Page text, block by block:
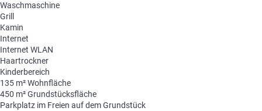
Waschmaschine
Grill
Kamin
Internet
Internet WLAN
Haartrockner
Kinderbereich
135 m² Wohnfläche
450 m² Grundstücksfläche
Parkplatz im Freien auf dem Grundstück